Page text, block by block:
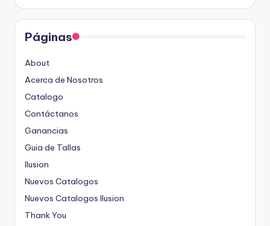
Páginas
About
Acerca de Nosotros
Catalogo
Contáctanos
Ganancias
Guia de Tallas
Ilusion
Nuevos Catalogos
Nuevos Catalogos Ilusion
Thank You